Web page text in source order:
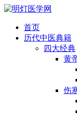
首页
历代中医典籍
四大经典
黄
伤